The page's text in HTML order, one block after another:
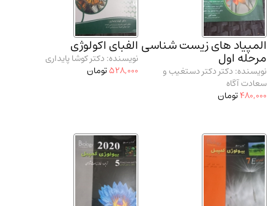
المپیاد های زیست شناسی
مرحله اول
نویسنده: دکتر دکتر دستغیب و
سعادت آگاه
480,000تومان
الفبای اکولوژی
نویسنده: دکتر کوشا پایداری
528,000تومان